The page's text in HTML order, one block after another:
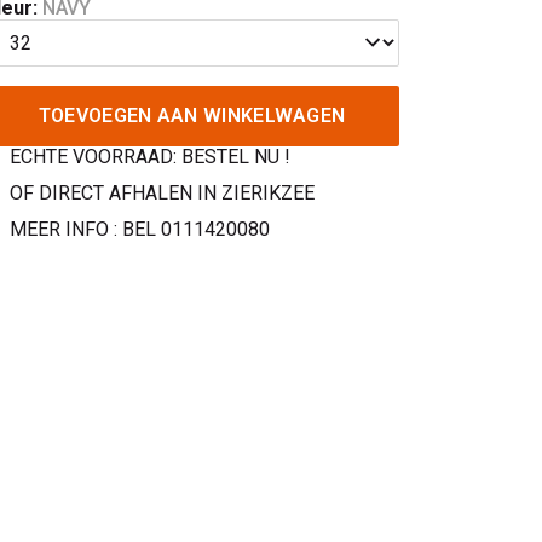
NAVY
TOEVOEGEN AAN WINKELWAGEN
ECHTE VOORRAAD: BESTEL NU !
OF DIRECT AFHALEN IN ZIERIKZEE
MEER INFO : BEL 0111420080